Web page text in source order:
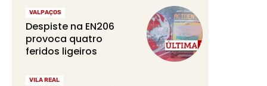
VALPAÇOS
Despiste na EN206
provoca quatro
feridos ligeiros
VILA REAL